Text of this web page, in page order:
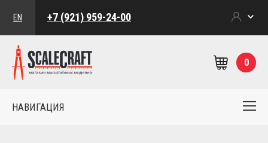
EN +7 (921) 959-24-00
0
НАВИГАЦИЯ